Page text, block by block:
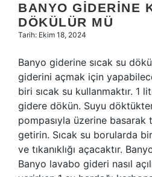
BANYO GIDERINE
DÖKÜLÜR MÜ
Tarih: Ekim 18, 2024
Banyo giderine sıcak su
giderini açmak için
biri sıcak su kullanmaktır. 1
gidere dökün. Suyu
pompasıyla üzerine basarak
getirin. Sıcak su borularda
ve tıkanıklığı açacaktır.
Banyo lavabo gideri nasıl